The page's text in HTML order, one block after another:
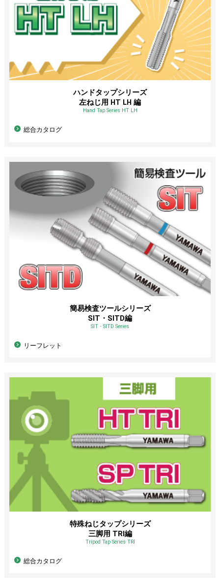
ハンドタップシリーズ
左ねじ用 HT LH 編
Hand Tap Series HT LH
総合カタログ
簡易検査ツールシリーズ
SIT・SITD編
SIT・SITD Series
リーフレット
特殊ねじタップシリーズ
三脚用 TRI編
Tripod Tap Series TRI
総合カタログ